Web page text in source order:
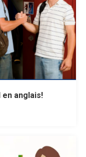
anglais!